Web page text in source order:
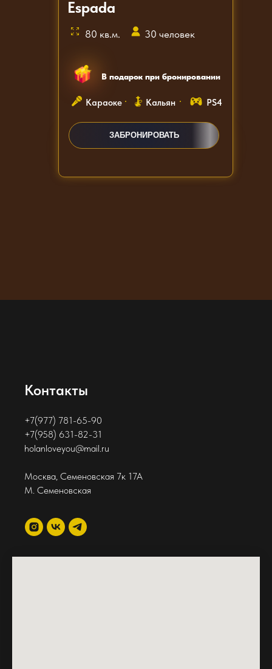
ЗАКАЗАТЬ ЗВОНОК
ЗАБРОНИРОВАТЬ
Espada
80 кв.м. 30 человек
Караоке Кальян PS4
В подарок при бронировании
Контакты
+7(977) 781-65-90
+7(958) 631-82-31
holanloveyou@mail.ru
Москва, Семеновская 7к 17А
М. Семеновская